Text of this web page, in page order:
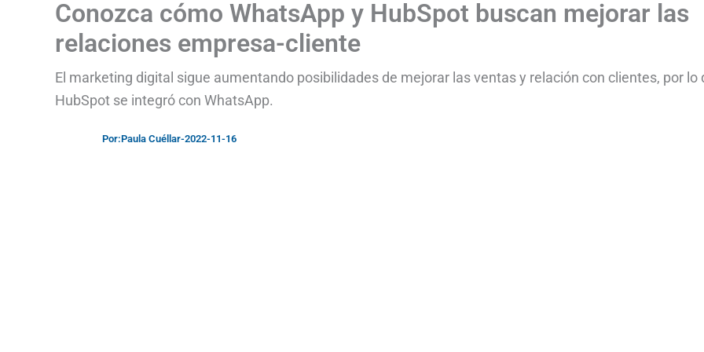
Conozca cómo WhatsApp y HubSpot buscan mejorar las
relaciones empresa-cliente
El marketing digital sigue aumentando posibilidades de mejorar las ventas y relación con clientes, por lo
HubSpot se integró con WhatsApp.
Por:Paula Cuéllar-2022-11-16